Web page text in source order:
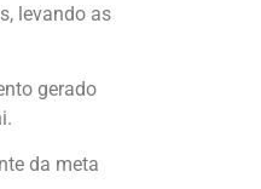
levando as
gerado
da meta